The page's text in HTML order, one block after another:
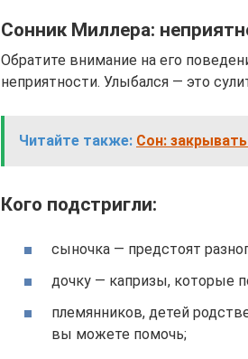
Сонник Миллера:
Обратите внимание на его
неприятности. Улыбался — это
Читайте также: Сон:
Кого подстригли:
сыночка — предстоят
дочку — капризы, которые
племянников, детей
вы можете помочь;